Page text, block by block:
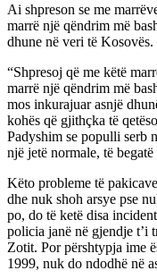
Ai shpreson se me
marrë një qëndrim më
dhune në veri të Kosovës.
“Shpresoj që me këtë
marrë një qëndrim më
mos inkurajuar asnjë
kohës që gjithçka të
Padyshim se populli serb
një jetë normale, të
Këto probleme të
dhe nuk shoh arsye pse
po, do të ketë disa
policia janë në gjendje t’i
Zotit. Por përshtypja ime
1999, nuk do ndodhë në